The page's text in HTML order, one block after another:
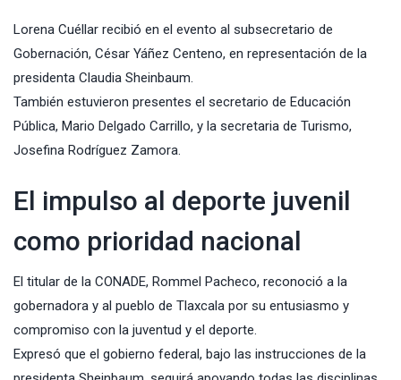
Lorena Cuéllar recibió en el evento al subsecretario de
Gobernación, César Yáñez Centeno, en representación de la
presidenta Claudia Sheinbaum.
También estuvieron presentes el secretario de Educación
Pública, Mario Delgado Carrillo, y la secretaria de Turismo,
Josefina Rodríguez Zamora.
El impulso al deporte juvenil
como prioridad nacional
El titular de la CONADE, Rommel Pacheco, reconoció a la
gobernadora y al pueblo de Tlaxcala por su entusiasmo y
compromiso con la juventud y el deporte.
Expresó que el gobierno federal, bajo las instrucciones de la